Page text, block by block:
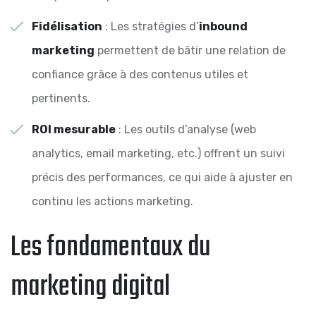
Fidélisation : Les stratégies d’inbound
marketing permettent de bâtir une relation de
confiance grâce à des contenus utiles et
pertinents.
ROI mesurable : Les outils d’analyse (web
analytics, email marketing, etc.) offrent un suivi
précis des performances, ce qui aide à ajuster en
continu les actions marketing.
Les fondamentaux du
marketing digital